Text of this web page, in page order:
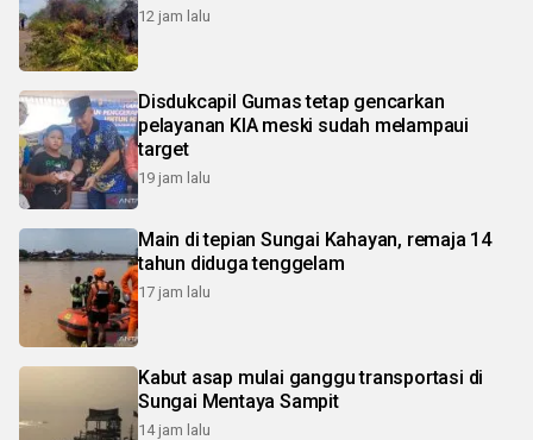
12 jam lalu
Disdukcapil Gumas tetap gencarkan
pelayanan KIA meski sudah melampaui
target
19 jam lalu
Main di tepian Sungai Kahayan, remaja 14
tahun diduga tenggelam
17 jam lalu
Kabut asap mulai ganggu transportasi di
Sungai Mentaya Sampit
14 jam lalu